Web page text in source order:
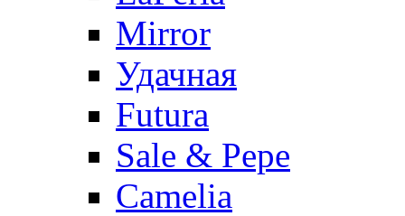
Mirror
Удачная
Futura
Sale & Pepe
Camelia